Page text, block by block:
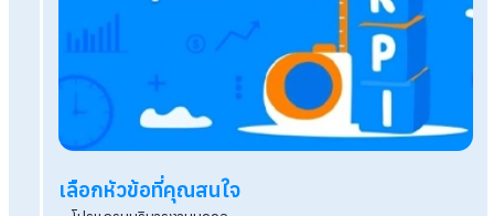
วิธีการแจ้งออกประกันสังคมเมื่อมีพนักงานลาออก
สรุปวิธียื่นภาษี ภ.ง.ด. 94 ครึ่งปีหลัง 2567 ผ่านทาง